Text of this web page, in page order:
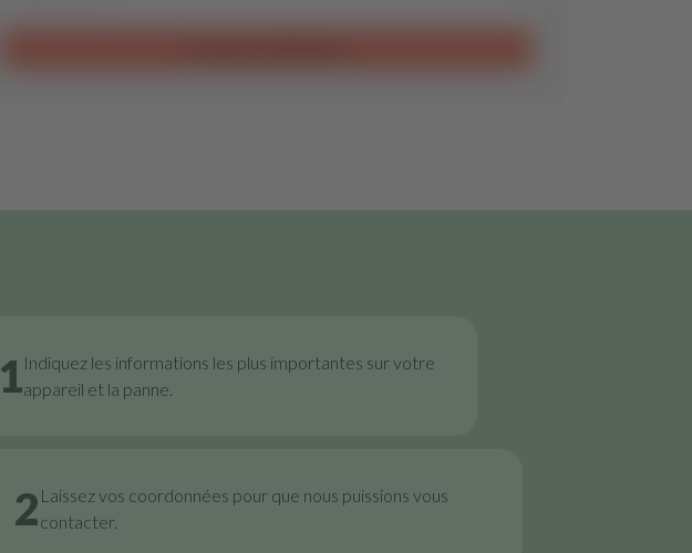
1Indiquez les informations les plus importantes sur votre
appareil et la panne.
2 Laissez vos coordonnées pour que nous puissions vous
contacter.